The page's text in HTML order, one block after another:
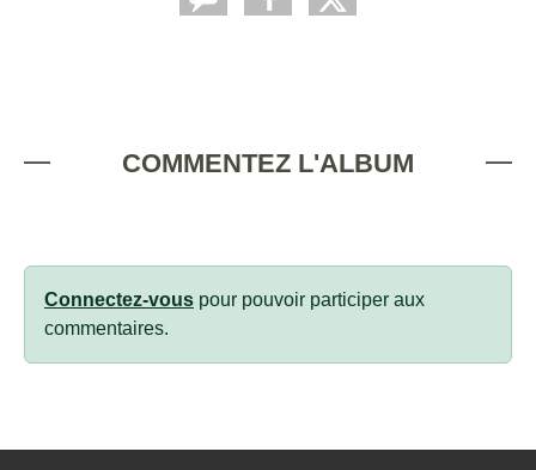
COMMENTEZ L'ALBUM
Connectez-vous pour pouvoir participer aux
commentaires.